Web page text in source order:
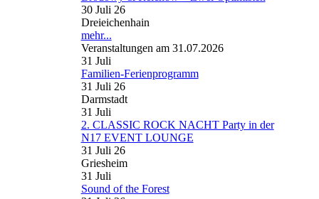
30 Juli 26
Dreieichenhain
mehr...
Veranstaltungen am 31.07.2026
31 Juli
Familien-Ferienprogramm
31 Juli 26
Darmstadt
31 Juli
2. CLASSIC ROCK NACHT Party in der
N17 EVENT LOUNGE
31 Juli 26
Griesheim
31 Juli
Sound of the Forest